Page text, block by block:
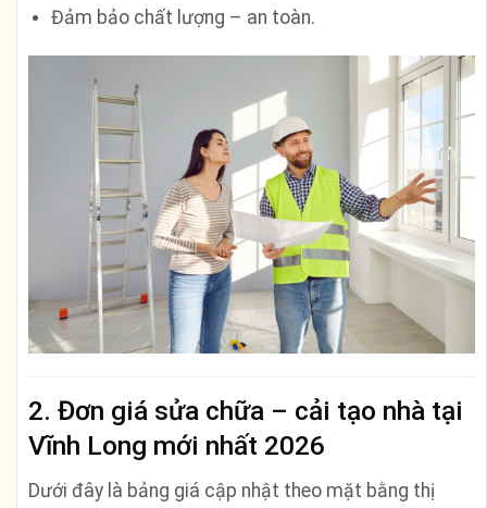
Đảm bảo chất lượng – an toàn.
2. Đơn giá sửa chữa – cải tạo nhà tại
Vĩnh Long mới nhất 2026
Dưới đây là bảng giá cập nhật theo mặt bằng thị